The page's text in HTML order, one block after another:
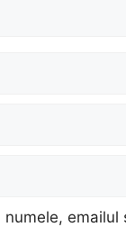
numele,